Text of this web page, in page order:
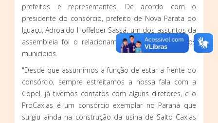
prefeitos e representantes. De acordo com o
presidente do consórcio, prefeito de Nova Parata do
Iguaçu, Adroaldo Hoffelder Sassá, um dos assuntos da
assembleia foi o relacionamento da Copel com os
municípios.
"Desde que assumimos a função de estar a frente do
consórcio, sempre estreitamos a nossa fala com a
Copel, já tivemos contatos com alguns diretores, e o
ProCaxias é um consórcio exemplar no Paraná que
surgiu ainda na construção da usina de Salto Caxias